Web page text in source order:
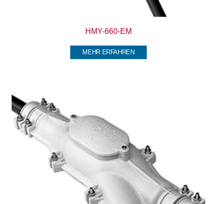
HMY-660-EM
MEHR ERFAHREN